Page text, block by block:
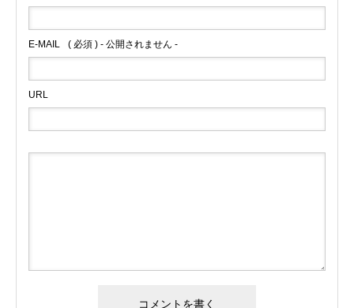
E-MAIL ( 必須 ) - 公開されません -
URL